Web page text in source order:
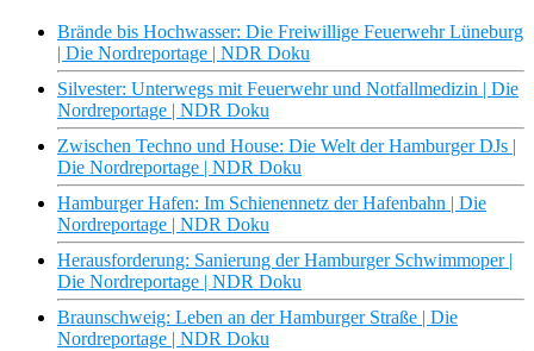
Brände bis Hochwasser: Die Freiwillige Feuerwehr Lüneburg
| Die Nordreportage | NDR Doku
Silvester: Unterwegs mit Feuerwehr und Notfallmedizin | Die
Nordreportage | NDR Doku
Zwischen Techno und House: Die Welt der Hamburger DJs |
Die Nordreportage | NDR Doku
Hamburger Hafen: Im Schienennetz der Hafenbahn | Die
Nordreportage | NDR Doku
Herausforderung: Sanierung der Hamburger Schwimmoper |
Die Nordreportage | NDR Doku
Braunschweig: Leben an der Hamburger Straße | Die
Nordreportage | NDR Doku